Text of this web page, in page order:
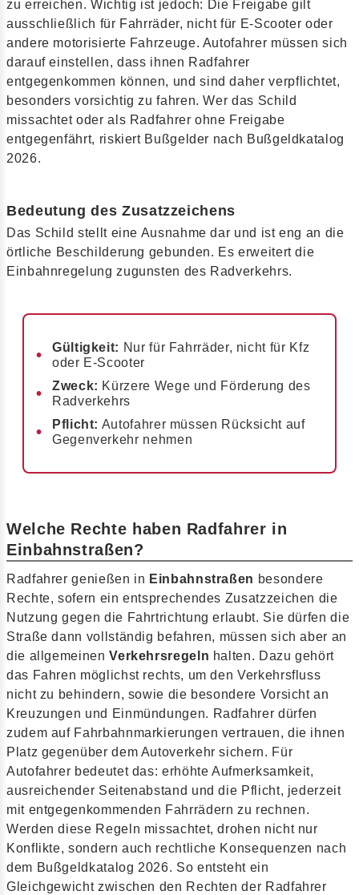
zu erreichen. Wichtig ist jedoch: Die Freigabe gilt
ausschließlich für Fahrräder, nicht für E-Scooter oder
andere motorisierte Fahrzeuge. Autofahrer müssen sich
darauf einstellen, dass ihnen Radfahrer
entgegenkommen können, und sind daher verpflichtet,
besonders vorsichtig zu fahren. Wer das Schild
missachtet oder als Radfahrer ohne Freigabe
entgegenfährt, riskiert Bußgelder nach Bußgeldkatalog
2026.
Bedeutung des Zusatzzeichens
Das Schild stellt eine Ausnahme dar und ist eng an die
örtliche Beschilderung gebunden. Es erweitert die
Einbahnregelung zugunsten des Radverkehrs.
Gültigkeit: Nur für Fahrräder, nicht für Kfz
oder E-Scooter
Zweck: Kürzere Wege und Förderung des
Radverkehrs
Pflicht: Autofahrer müssen Rücksicht auf
Gegenverkehr nehmen
Welche Rechte haben Radfahrer in
Einbahnstraßen?
Radfahrer genießen in Einbahnstraßen besondere
Rechte, sofern ein entsprechendes Zusatzzeichen die
Nutzung gegen die Fahrtrichtung erlaubt. Sie dürfen die
Straße dann vollständig befahren, müssen sich aber an
die allgemeinenVerkehrsregeln halten. Dazu gehört
das Fahren möglichst rechts, um den Verkehrsfluss
nicht zu behindern, sowie die besondere Vorsicht an
Kreuzungen und Einmündungen. Radfahrer dürfen
zudem auf Fahrbahnmarkierungen vertrauen, die ihnen
Platz gegenüber dem Autoverkehr sichern. Für
Autofahrer bedeutet das: erhöhte Aufmerksamkeit,
ausreichender Seitenabstand und die Pflicht, jederzeit
mit entgegenkommenden Fahrrädern zu rechnen.
Werden diese Regeln missachtet, drohen nicht nur
Konflikte, sondern auch rechtliche Konsequenzen nach
dem Bußgeldkatalog 2026. So entsteht ein
Gleichgewicht zwischen den Rechten der Radfahrer